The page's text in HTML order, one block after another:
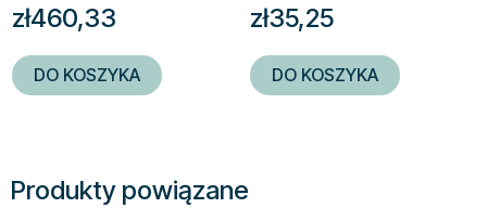
Produkty powiązane
zł460,33
DO KOSZYKA
zł35,25
DO KOSZYKA